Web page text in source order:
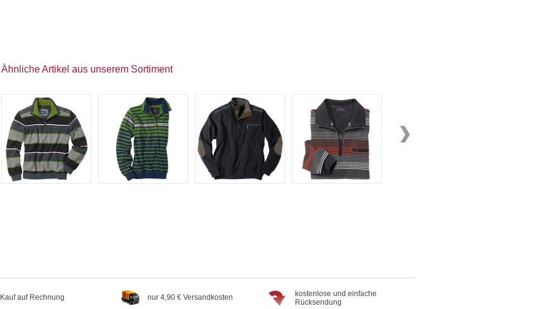
Ähnliche Artikel aus unserem Sortiment
Kauf auf Rechnung nur 4,90 € Versandkosten
kostenlose und einfache
Rücksendung